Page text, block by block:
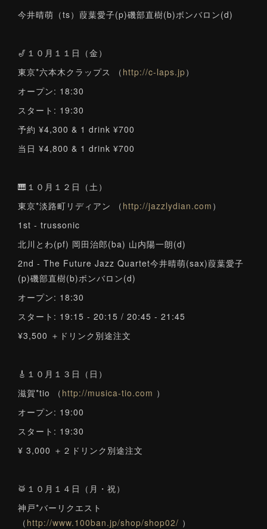
今井晴萌（ts）葭葉愛子(p)磯部直樹(b)ボンバロン(d)
🎷１０月１１日（金）
東京*六本木クラップス （ http://c-laps.jp）
オープン: 18:30
スタート: 19:30
予約 ¥4,300 & 1 drink ¥700
当日 ¥4,800 & 1 drink ¥700
🎹１０月１２日（土）
東京*淡路町リディアン （ http://jazzlydian.com ）
1st - trussonic
北川とわ(pf) 岡田治郎(ba) 山内陽一朗(d)
2nd - The Future Jazz Quartet今井晴萌(sax)葭葉愛子
(p)磯部直樹(b)ボンバロン(d)
オープン: 18:30
スタート: 19:15 - 20:15 / 20:45 - 21:45
¥3,500 ＋ドリンク別途注文
🎸１０月１３日（日）
滋賀*tio （ http://musica-tio.com ）
オープン: 19:00
スタート: 19:30
¥ 3,000 ＋２ドリンク別途注文
🥁１０月１４日（月・祝）
神戸*バーリクエスト
（ http://www.100ban.jp/shop/shop02/ ）